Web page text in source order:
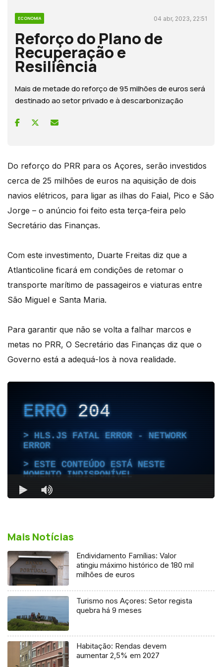
ECONOMIA 04 abr, 2023, 22:51
Reforço do Plano de
Recuperação e
Resiliência
Mais de metade do reforço de 95 milhões de euros será
destinado ao setor privado e à descarbonização
Do reforço do PRR para os Açores, serão investidos
cerca de 25 milhões de euros na aquisição de dois
navios elétricos, para ligar as ilhas do Faial, Pico e São
Jorge – o anúncio foi feito esta terça-feira pelo
Secretário das Finanças.
Com este investimento, Duarte Freitas diz que a
Atlanticoline ficará em condições de retomar o
transporte marítimo de passageiros e viaturas entre
São Miguel e Santa Maria.
Para garantir que não se volta a falhar marcos e
metas no PRR, O Secretário das Finanças diz que o
Governo está a adequá-los à nova realidade.
Mais Notícias
Endividamento Famílias: Valor
atingiu máximo histórico de 180 mil
milhões de euros
Turismo nos Açores: Setor regista
quebra há 9 meses
Habitação: Rendas devem
aumentar 2,5% em 2027